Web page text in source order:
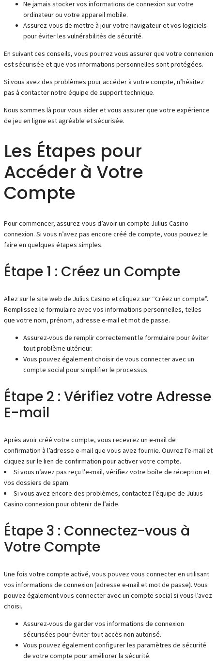
Ne jamais stocker vos informations de connexion sur votre
ordinateur ou votre appareil mobile.
Assurez-vous de mettre à jour votre navigateur et vos logiciels
pour éviter les vulnérabilités de sécurité.
En suivant ces conseils, vous pourrez vous assurer que votre connexion
est sécurisée et que vos informations personnelles sont protégées.
Si vous avez des problèmes pour accéder à votre compte, n’hésitez
pas à contacter notre équipe de support technique.
Nous sommes là pour vous aider et vous assurer que votre expérience
de jeu en ligne est agréable et sécurisée.
Les Étapes pour
Accéder à Votre
Compte
Pour commencer, assurez-vous d’avoir un compte Julius Casino
connexion. Si vous n’avez pas encore créé de compte, vous pouvez le
faire en quelques étapes simples.
Étape 1 : Créez un Compte
Allez sur le site web de Julius Casino et cliquez sur “Créez un compte”.
Remplissez le formulaire avec vos informations personnelles, telles
que votre nom, prénom, adresse e-mail et mot de passe.
Assurez-vous de remplir correctement le formulaire pour éviter
tout problème ultérieur.
Vous pouvez également choisir de vous connecter avec un
compte social pour simplifier le processus.
Étape 2 : Vérifiez votre Adresse
E-mail
Après avoir créé votre compte, vous recevrez un e-mail de
confirmation à l’adresse e-mail que vous avez fournie. Ouvrez l’e-mail et
cliquez sur le lien de confirmation pour activer votre compte.
Si vous n’avez pas reçu l’e-mail, vérifiez votre boîte de réception et
vos dossiers de spam.
Si vous avez encore des problèmes, contactez l’équipe de Julius
Casino connexion pour obtenir de l’aide.
Étape 3 : Connectez-vous à
Votre Compte
Une fois votre compte activé, vous pouvez vous connecter en utilisant
vos informations de connexion (adresse e-mail et mot de passe). Vous
pouvez également vous connecter avec un compte social si vous l’avez
choisi.
Assurez-vous de garder vos informations de connexion
sécurisées pour éviter tout accès non autorisé.
Vous pouvez également configurer les paramètres de sécurité
de votre compte pour améliorer la sécurité.